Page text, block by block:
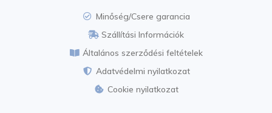
Minőség/Csere garancia
Szállítási Információk
Általános szerződési feltételek​
Adatvédelmi nyilatkozat​
Cookie nyilatkozat​